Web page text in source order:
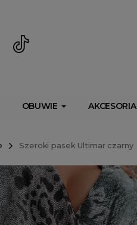
OBUWIE AKCESORIA
Szeroki pasek Ultimar czarny